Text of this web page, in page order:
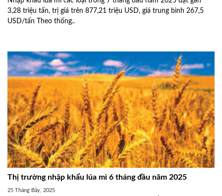
3,28 triệu tấn, trị giá trên 877,21 triệu USD, giá trung bình 267,5
USD/tấn Theo thống..
Thị trường nhập khẩu lúa mì 6 tháng đầu năm 2025
25 Tháng Bảy, 2025